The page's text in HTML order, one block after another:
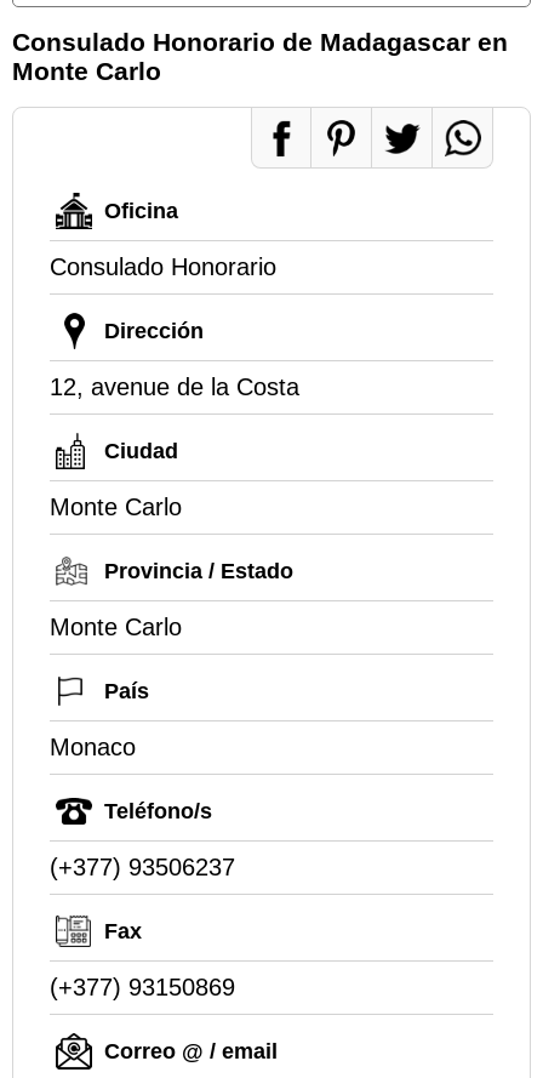
Consulado Honorario de Madagascar en
Monte Carlo
Oficina
Consulado Honorario
Dirección
12, avenue de la Costa
Ciudad
Monte Carlo
Provincia / Estado
Monte Carlo
País
Monaco
Teléfono/s
(+377) 93506237
Fax
(+377) 93150869
Correo @ / email